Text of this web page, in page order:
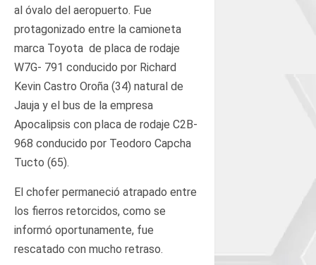
al óvalo del aeropuerto. Fue
protagonizado entre la camioneta
marca Toyota de placa de rodaje
W7G- 791 conducido por Richard
Kevin Castro Oroña (34) natural de
Jauja y el bus de la empresa
Apocalipsis con placa de rodaje C2B-
968 conducido por Teodoro Capcha
Tucto (65).
El chofer permaneció atrapado entre
los fierros retorcidos, como se
informó oportunamente, fue
rescatado con mucho retraso.